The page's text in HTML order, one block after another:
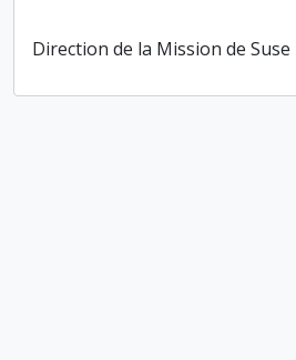
Direction de la Mission de Suse